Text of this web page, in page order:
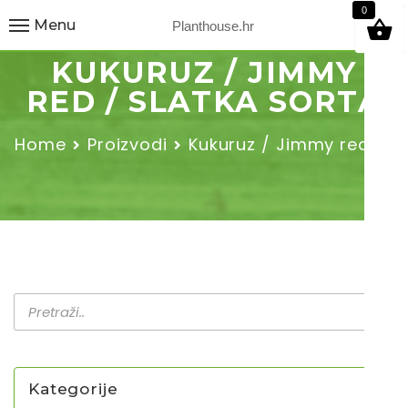
Planthouse.hr
Menu
9
KUKURUZ / JIMMY
RED / SLATKA SORTA
Home Proizvodi Kukuruz / Jimmy red /…
Kategorije
0